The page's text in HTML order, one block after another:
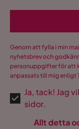
Genom att fylla i min
nyhetsbrev och
personuppgifter för att
anpassats till mig enligt
Ja, tack! Jag
sidor.
Allt detta